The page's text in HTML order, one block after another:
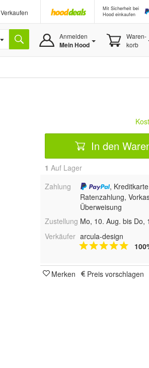
Verkaufen
Mit Sicherheit bei
Hood einkaufen
Anmelden
Mein Hood
Waren-
korb
In den
1 Auf Lager
Zahlung
,
Ratenzahlung,
Überweisung
Zustellung Mo, 10. Aug. bis Do,
Verkäufer arcula-design
Merken Preis vorschlagen